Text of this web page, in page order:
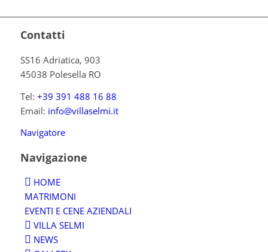
Contatti
SS16 Adriatica, 903
45038 Polesella RO
Tel: +39 391 488 16 88
Email: info@villaselmi.it
Navigatore
Navigazione
HOME
MATRIMONI
EVENTI E CENE AZIENDALI
VILLA SELMI
NEWS